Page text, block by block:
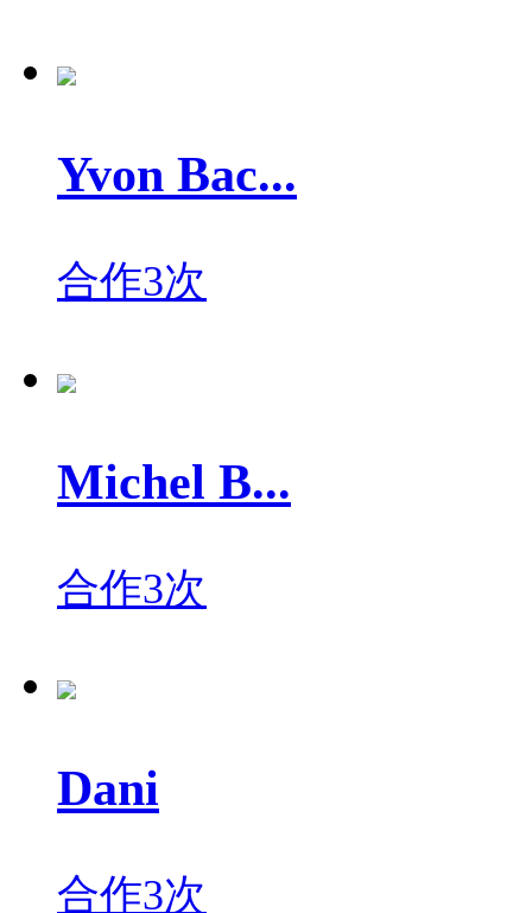
Yvon Bac...
合作3次
Michel B...
合作3次
Dani
合作3次